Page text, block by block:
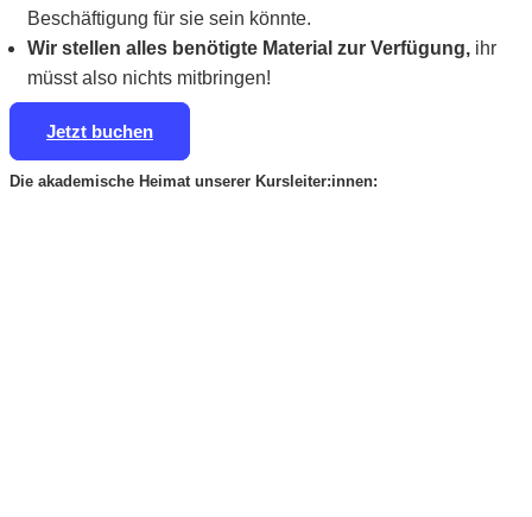
Beschäftigung für sie sein könnte.
Wir stellen alles benötigte Material zur Verfügung, ihr
müsst also nichts mitbringen!
Jetzt buchen
Die akademische Heimat unserer Kursleiter:innen: